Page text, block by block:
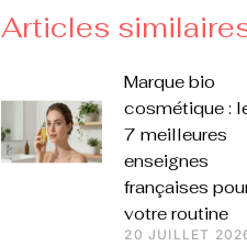
Articles
Marque bio
cosmétique :
7 meilleures
enseignes
françaises
votre routine
20 JUILLET